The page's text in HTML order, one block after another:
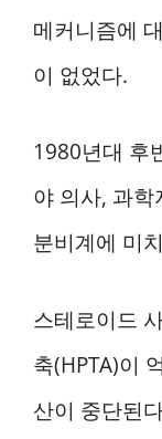
메커니즘에
이 없었다.
1980년대 후
야 의사, 과
분비계에 미
스테로이드
축(HPTA)이
산이 중단된